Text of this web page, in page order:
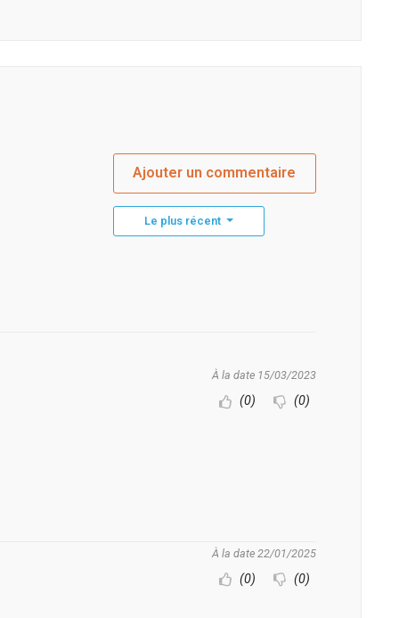
Ajouter un commentaire
Le plus récent
À la date 15/03/2023
(0) (0)
À la date 22/01/2025
(0) (0)